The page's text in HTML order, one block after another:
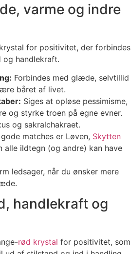
varme og indre
for positivitet, der forbindes
og handlekraft.
Forbindes med glæde, selvtillid
båret af livet.
Siges at opløse pessimisme,
og styrke troen på egne evner.
og sakralchakraet.
matches er Løven, Skytten
alle ildtegn (og andre) kan have
ledsager, når du ønsker mere
handlekraft og
rød krystal for positivitet, som